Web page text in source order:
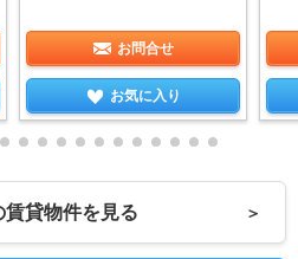
お問合せ
お気に入り
賃貸物件を見る ＞